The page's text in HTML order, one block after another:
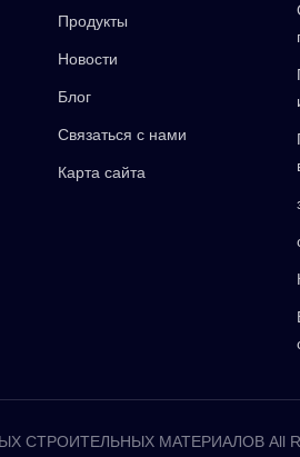
Продукты
Новости
Блог
Связаться с нами
Карта сайта
СТРОИТЕЛЬНЫХ МАТЕРИАЛОВ All